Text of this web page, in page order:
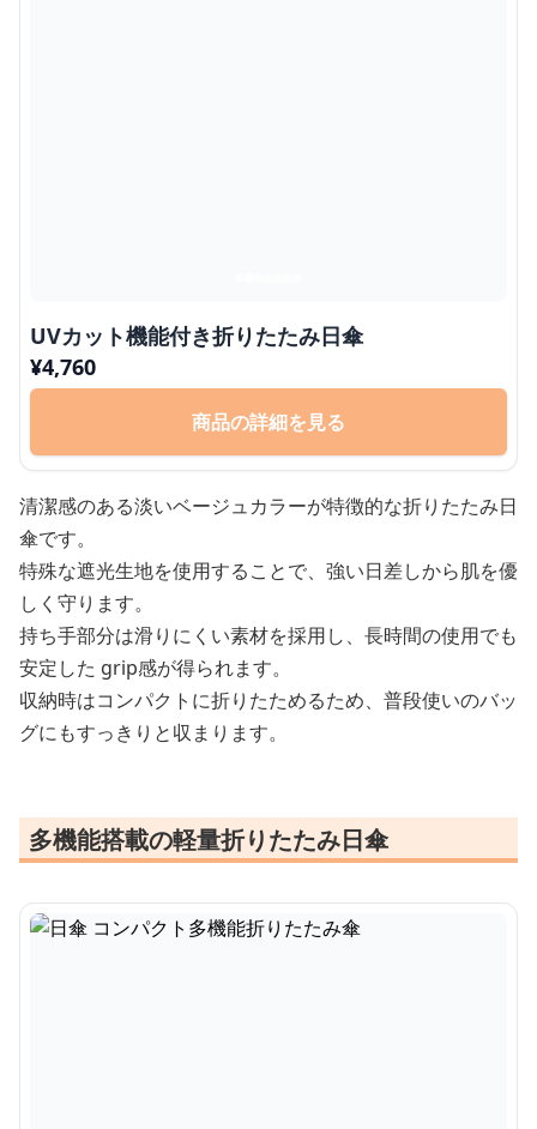
UVカット機能付き折りたたみ日傘
¥4,760
商品の詳細を見る
清潔感のある淡いベージュカラーが特徴的な折りたたみ日
傘です。
特殊な遮光生地を使用することで、強い日差しから肌を優
しく守ります。
持ち手部分は滑りにくい素材を採用し、長時間の使用でも
安定した grip感が得られます。
収納時はコンパクトに折りたためるため、普段使いのバッ
グにもすっきりと収まります。
多機能搭載の軽量折りたたみ日傘